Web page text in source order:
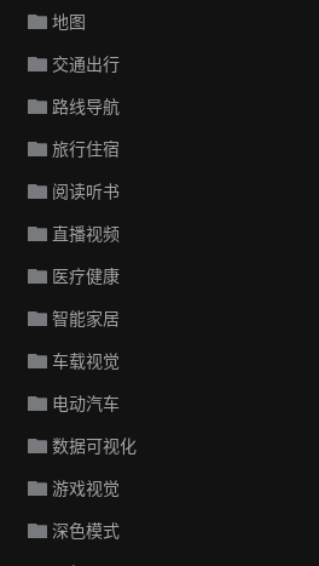
地图
交通出行
路线导航
旅行住宿
阅读听书
直播视频
医疗健康
智能家居
车载视觉
电动汽车
数据可视化
游戏视觉
深色模式